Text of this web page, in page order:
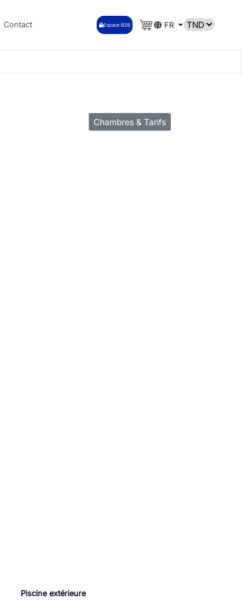
Contact Espace B2B FR
Chambres & Tarifs
Piscine extérieure